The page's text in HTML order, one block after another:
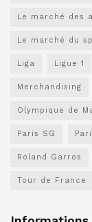
Le marché des
Le marché du
Liga Ligue 1
Merchandising
Olympique de
Paris SG
Roland Garros
Tour de France